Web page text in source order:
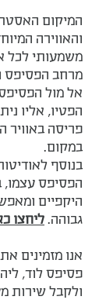
המיקום
והאווירה
משמעותי לכל
מרחב הפסיפס
אל מול
הפטיו, אליו
פריסה באוויר
במקום.
בנוסף
הפסיפס עצמו,
היקפיים
גבוהה. ליחצו
אנו מזמינים
פסיפס לוד,
ולקבל שירות